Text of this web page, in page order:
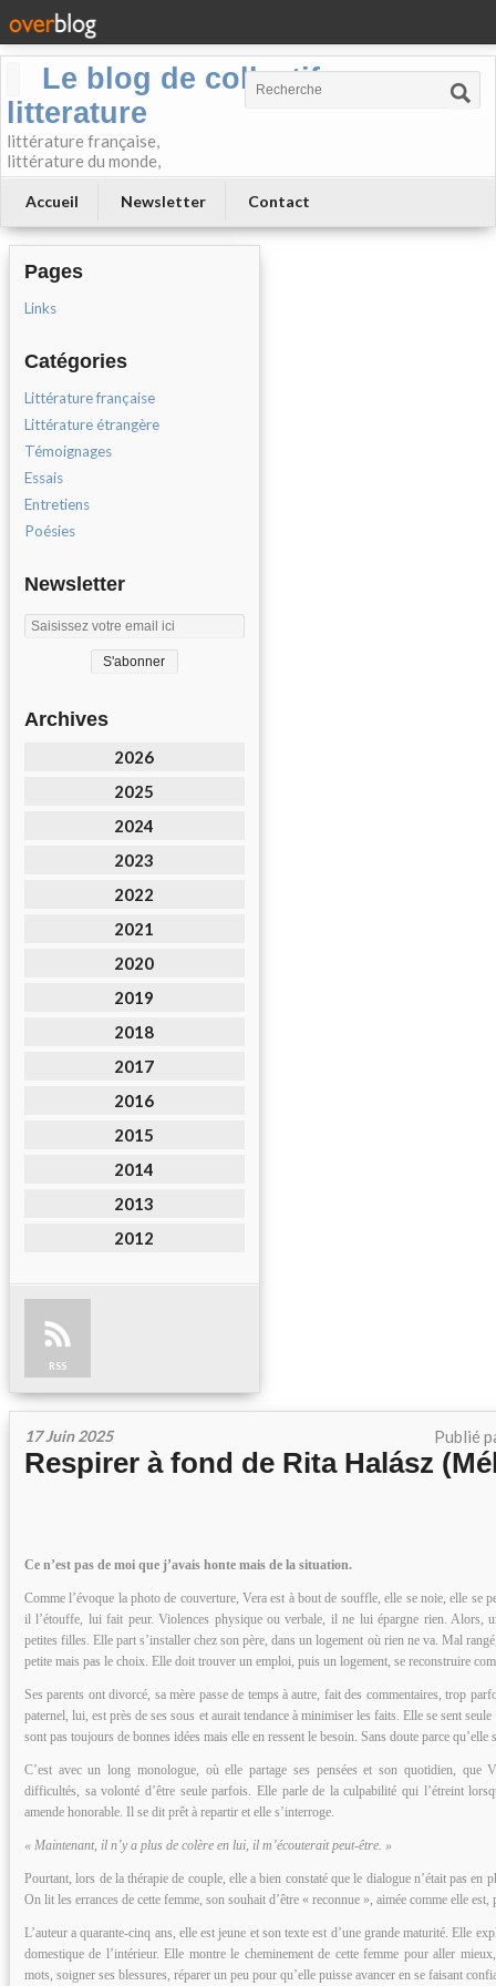
Le blog de collectif-
litterature
littérature française,
littérature du monde,
Accueil Newsletter Contact
Pages
Links
Catégories
Littérature française
Littérature étrangère
Témoignages
Essais
Entretiens
Poésies
Newsletter
Archives
2026
2025
2024
2023
2022
2021
2020
2019
2018
2017
2016
2015
2014
2013
2012
RSS
17 Juin 2025 Publié
Respirer à fond de Rita Halász
Ce n’est pas de moi que j’avais honte mais de la situation.
Comme l’évoque la photo de couverture, Vera est à bout de souffle, elle se noie, elle se
il l’étouffe, lui fait peur. Violences physique ou verbale, il ne lui épargne rien. Alors,
petites filles. Elle part s’installer chez son père, dans un logement où rien ne va. Mal
petite mais pas le choix. Elle doit trouver un emploi, puis un logement, se reconstruire
Ses parents ont divorcé, sa mère passe de temps à autre, fait des commentaires, trop
paternel, lui, est près de ses sous et aurait tendance à minimiser les faits. Elle se sent seule
sont pas toujours de bonnes idées mais elle en ressent le besoin. Sans doute parce qu’elle
C’est avec un long monologue, où elle partage ses pensées et son quotidien, que
difficultés, sa volonté d’être seule parfois. Elle parle de la culpabilité qui l’étreint
amende honorable. Il se dit prêt à repartir et elle s’interroge.
« Maintenant, il n’y a plus de colère en lui, il m’écouterait peut-être. »
Pourtant, lors de la thérapie de couple, elle a bien constaté que le dialogue n’était pas en
On lit les errances de cette femme, son souhait d’être « reconnue », aimée comme elle est,
L’auteur a quarante-cinq ans, elle est jeune et son texte est d’une grande maturité. Elle
domestique de l’intérieur. Elle montre le cheminement de cette femme pour aller
mots, soigner ses blessures, réparer un peu pour qu’elle puisse avancer en se faisant